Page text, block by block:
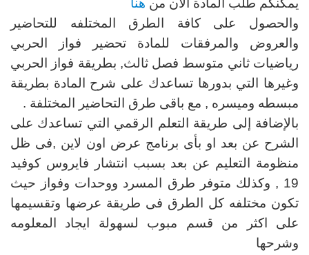
يمكنكم طلب المادة الآن من هنا
والحصول على كافة الطرق المختلفه للتحاضير
والعروض والمرفقات للمادة تحضير فواز الحربي
رياضيات ثاني متوسط فصل ثالث, بطريقة فواز الحربي
وغيرها التي بدورها تساعدك على شرح المادة بطريقة
مبسطه وميسره , مع باقى طرق التحاضير المختلفة .
بالإضافة إلى طريقة التعلم الرقمي التي تساعدك على
الشرح عن بعد او بأى برنامج عرض اون لاين ,فى ظل
منظومة التعليم عن بعد بسبب انتشار فايروس كوفيد
19 , وكذلك متوفر طرق المسرد ووحدات وفواز حيث
تكون مختلفه كل الطرق فى طريقة عرضها وتقسيمها
على اكثر من قسم مبوب لسهولة ايجاد المعلومه
وشرحها